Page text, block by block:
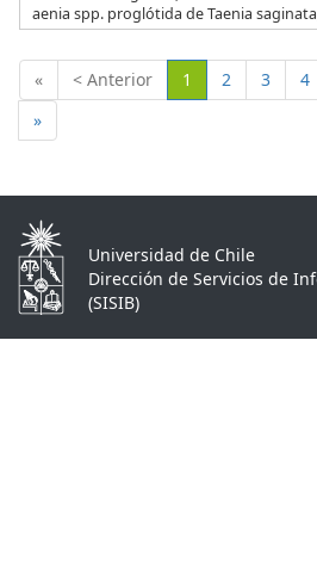
aenia spp. proglótida de Taenia
« < Anterior 1 (Actual)
2 3 4
»
Universidad de Chile
Dirección de Servicios de
(SISIB)